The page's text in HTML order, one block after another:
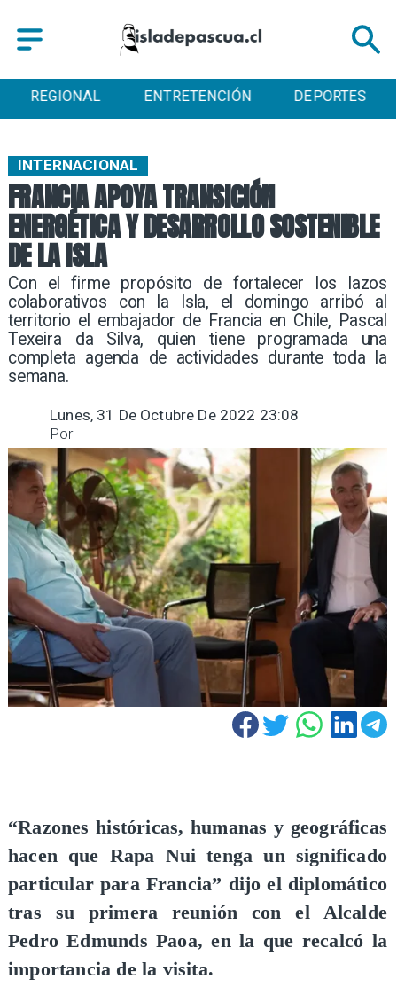
REGIONAL ENTRETENCIÓN DEPORTES
FRANCIA APOYA TRANSICIÓN
ENERGÉTICA Y DESARROLLO SOSTENIBLE
DE LA ISLA
Con el firme propósito de fortalecer los lazos
colaborativos con la Isla, el domingo arribó al
territorio el embajador de Francia en Chile, Pascal
Texeira da Silva, quien tiene programada una
completa agenda de actividades durante toda la
semana.
INTERNACIONAL
Lunes, 31 De Octubre De 2022 23:08
Por
“Razones históricas, humanas y geográficas
hacen que Rapa Nui tenga un significado
particular para Francia” dijo el diplomático
tras su primera reunión con el Alcalde
Pedro Edmunds Paoa, en la que recalcó la
importancia de la visita.